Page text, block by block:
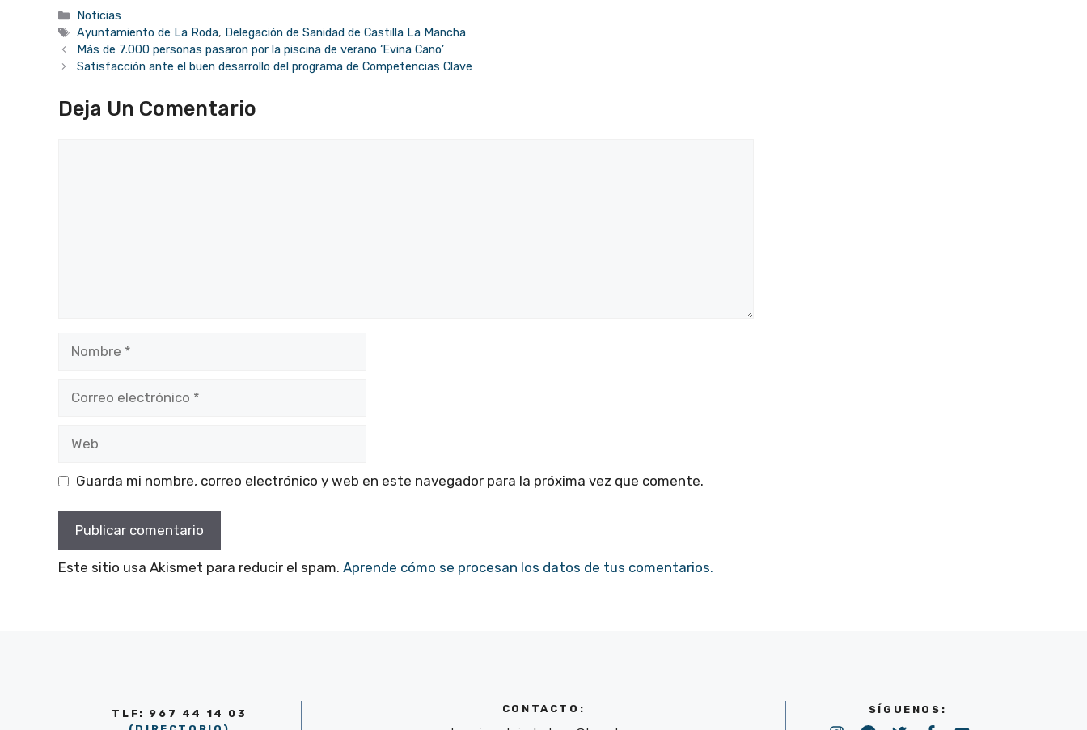
Categorías
Noticias
Etiquetas
Ayuntamiento de La Roda, Delegación de Sanidad de Castilla La Mancha
Más de 7.000 personas pasaron por la piscina de verano ‘Evina Cano’
Satisfacción ante el buen desarrollo del programa de Competencias Clave
Deja Un Comentario
electrónico
Guarda mi nombre, correo electrónico y web en este navegador para la próxima vez que comente.
Este sitio usa Akismet para reducir el spam. Aprende cómo se procesan los datos de tus comentarios.
TLF: 967 44 14 03
CONTACTO: SÍGUENOS: